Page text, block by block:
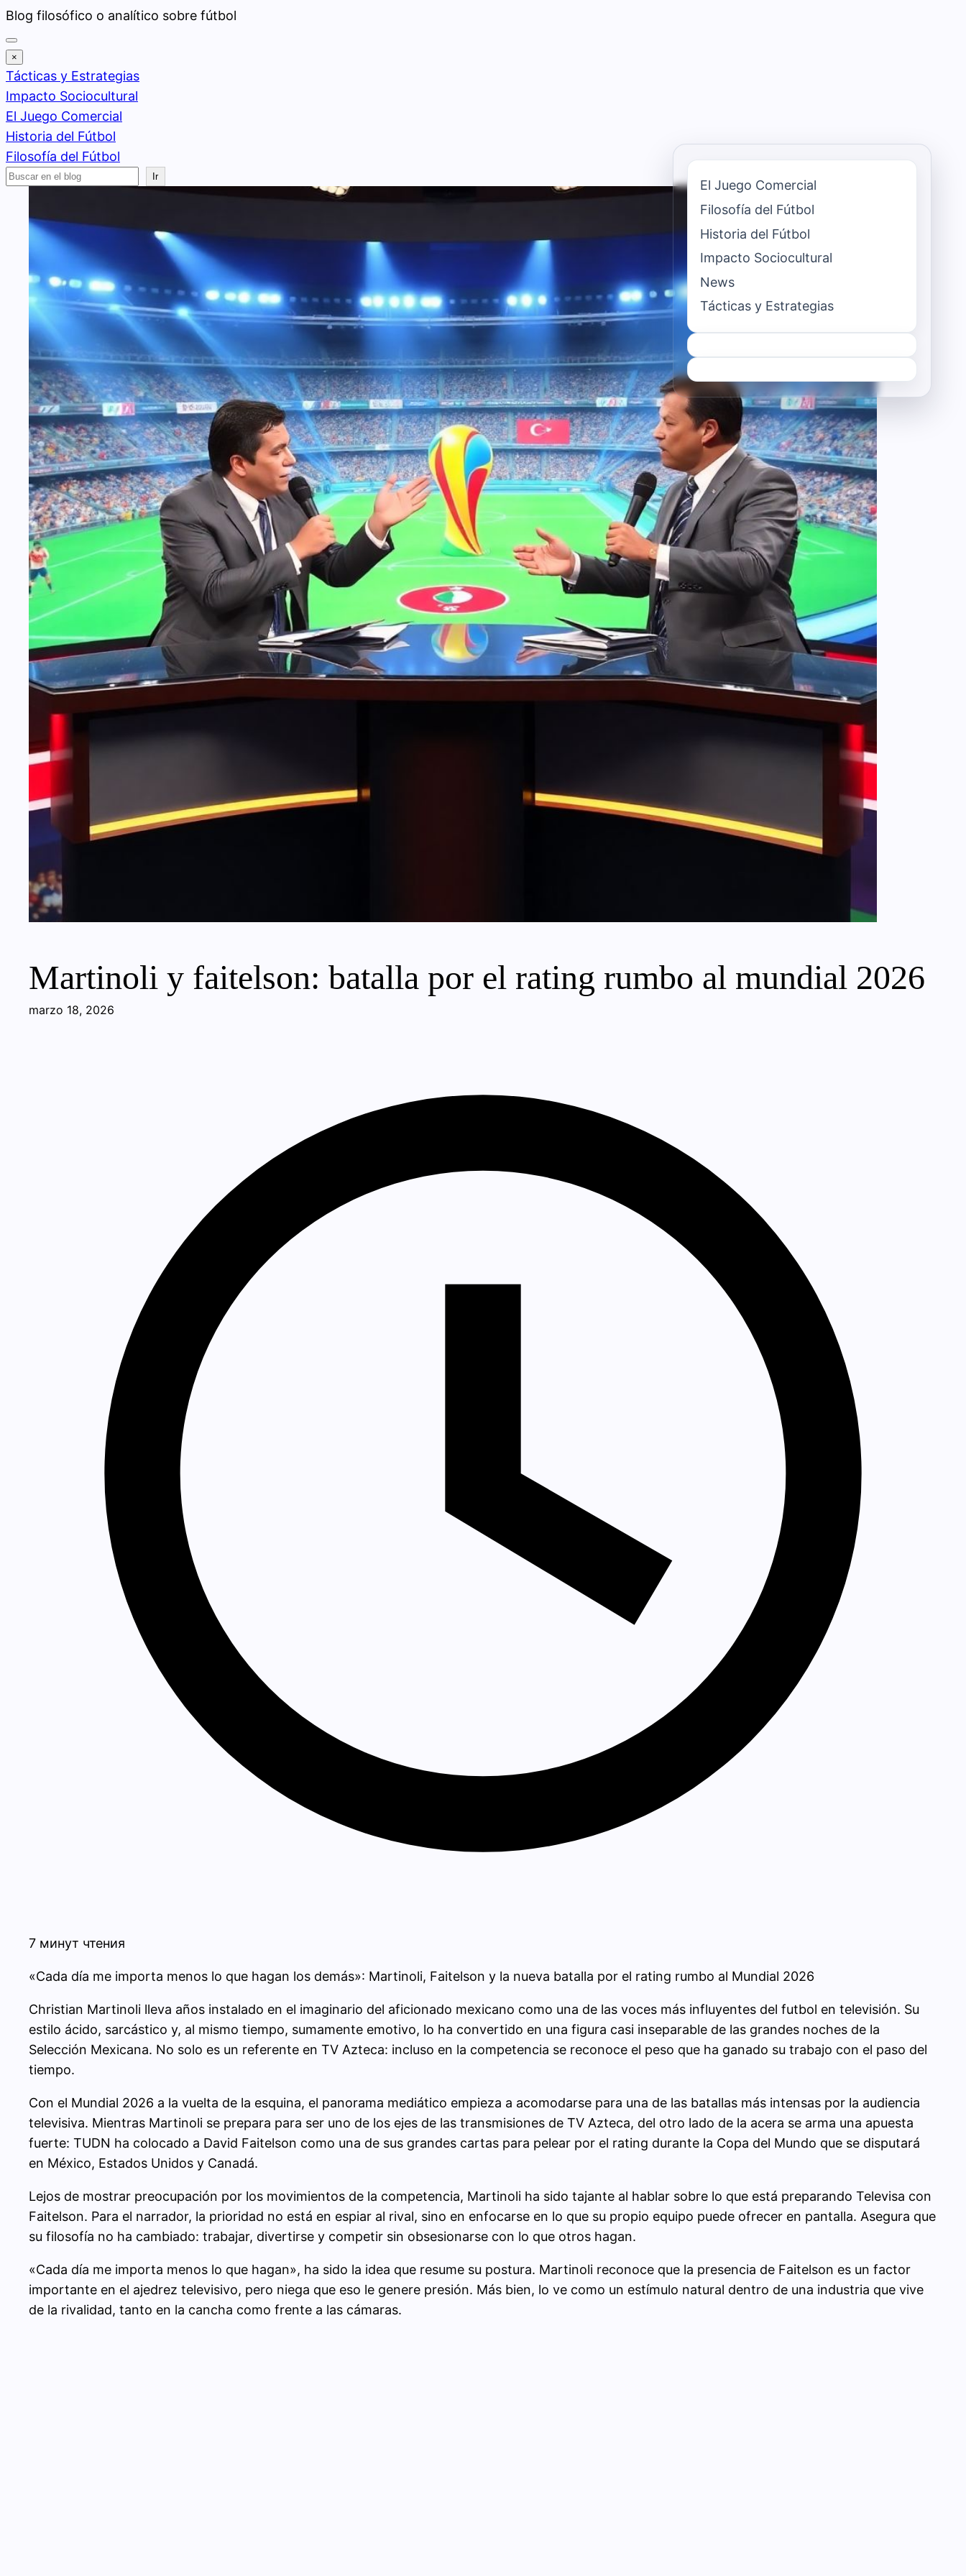
Saltar
al
contenido
Blog filosófico o analítico sobre fútbol
×
Tácticas y Estrategias
Impacto Sociocultural
El Juego Comercial
Historia del Fútbol
Filosofía del Fútbol
Buscar
Ir
Martinoli y faitelson: batalla por el rating rumbo al mundial 2026
marzo 18, 2026
7 минут чтения
«Cada día me importa menos lo que hagan los demás»: Martinoli, Faitelson y la nueva batalla por el rating rumbo al Mundial 2026
Christian Martinoli lleva años instalado en el imaginario del aficionado mexicano como una de las voces más influyentes del futbol en televisión. Su
estilo ácido, sarcástico y, al mismo tiempo, sumamente emotivo, lo ha convertido en una figura casi inseparable de las grandes noches de la
Selección Mexicana. No solo es un referente en TV Azteca: incluso en la competencia se reconoce el peso que ha ganado su trabajo con el paso del
tiempo.
Con el Mundial 2026 a la vuelta de la esquina, el panorama mediático empieza a acomodarse para una de las batallas más intensas por la audiencia
televisiva. Mientras Martinoli se prepara para ser uno de los ejes de las transmisiones de TV Azteca, del otro lado de la acera se arma una apuesta
fuerte: TUDN ha colocado a David Faitelson como una de sus grandes cartas para pelear por el rating durante la Copa del Mundo que se disputará
en México, Estados Unidos y Canadá.
Lejos de mostrar preocupación por los movimientos de la competencia, Martinoli ha sido tajante al hablar sobre lo que está preparando Televisa con
Faitelson. Para el narrador, la prioridad no está en espiar al rival, sino en enfocarse en lo que su propio equipo puede ofrecer en pantalla. Asegura que
su filosofía no ha cambiado: trabajar, divertirse y competir sin obsesionarse con lo que otros hagan.
«Cada día me importa menos lo que hagan», ha sido la idea que resume su postura. Martinoli reconoce que la presencia de Faitelson es un factor
importante en el ajedrez televisivo, pero niega que eso le genere presión. Más bien, lo ve como un estímulo natural dentro de una industria que vive
de la rivalidad, tanto en la cancha como frente a las cámaras.
El Juego Comercial
Filosofía del Fútbol
Historia del Fútbol
Impacto Sociocultural
News
Tácticas y Estrategias